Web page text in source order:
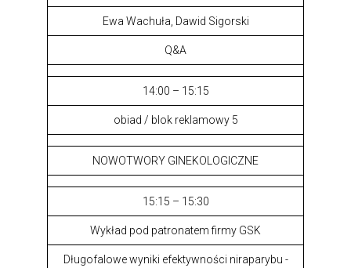
Ewa Wachuła, Dawid Sigorski
Q&A
14:00 – 15:15
obiad / blok reklamowy 5
NOWOTWORY GINEKOLOGICZNE
15:15 – 15:30
Wykład pod patronatem firmy GSK
Długofalowe wyniki efektywności niraparybu -